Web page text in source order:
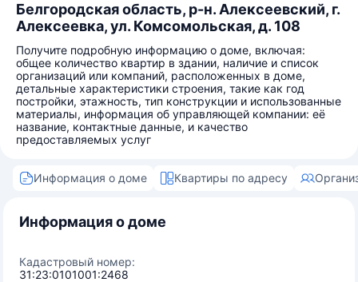
Белгородская область, р-н. Алексеевский, г.
Алексеевка, ул. Комсомольская, д. 108
Получите подробную информацию о доме, включая:
общее количество квартир в здании, наличие и список
организаций или компаний, расположенных в доме,
детальные характеристики строения, такие как год
постройки, этажность, тип конструкции и использованные
материалы, информация об управляющей компании: её
название, контактные данные, и качество
предоставляемых услуг
Информация о доме Квартиры по адресу
Информация о доме
Кадастровый номер:
31:23:0101001:2468